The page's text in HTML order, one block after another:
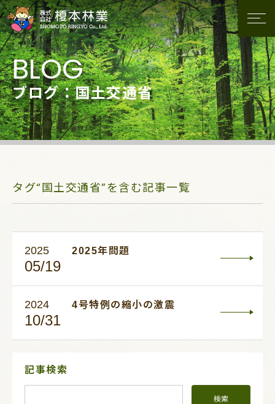
ブログ：国土交通省
タグ“国土交通省”を含む記事一覧
2025
05/19
2025年問題
2024
10/31
4号特例の縮小の激震
サ
記事検索